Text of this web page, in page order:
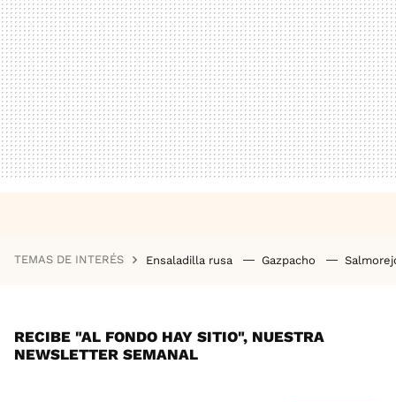
TEMAS DE INTERÉS Ensaladilla rusa Gazpacho
RECIBE "AL FONDO HAY SITIO", NUESTRA
NEWSLETTER SEMANAL